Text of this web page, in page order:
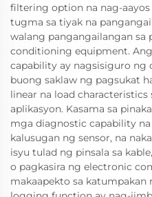
filtering option na nag-
tugma sa tiyak na
walang pangangailangan sa
conditioning equipment.
capability ay nagsisiguro ng
buong saklaw ng pagsukat
linear na load characteristics
aplikasyon. Kasama sa
mga diagnostic capability
kalusugan ng sensor, na
isyu tulad ng pinsala sa
o pagkasira ng electronic
makaapekto sa katumpakan